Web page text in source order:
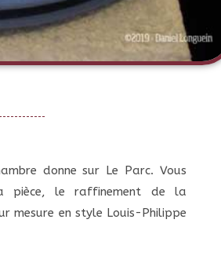
donne sur Le Parc. Vous
pièce, le raffinement de la
mesure en style Louis-Philippe